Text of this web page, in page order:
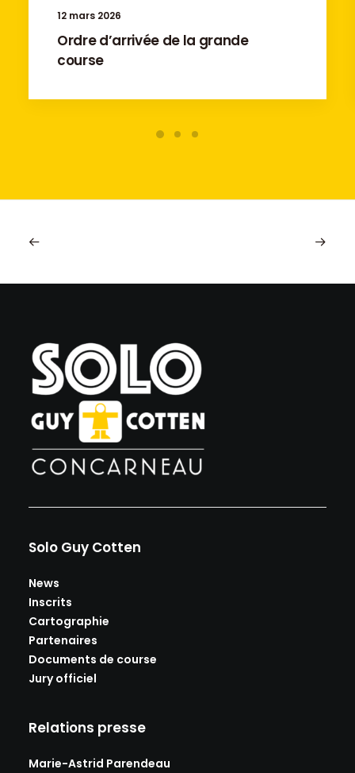
12 mars 2026
Ordre d’arrivée de la grande
course
Solo Guy Cotten
News
Inscrits
Cartographie
Partenaires
Documents de course
Jury officiel
Relations presse
Marie-Astrid Parendeau